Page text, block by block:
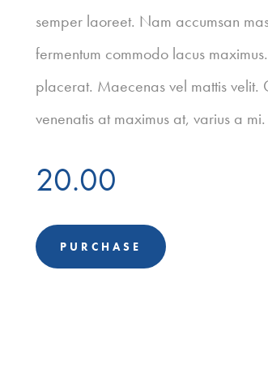
semper laoreet. Nam accumsan
fermentum commodo lacus
placerat. Maecenas vel mattis velit.
venenatis at maximus at, varius a
20.00
PURCHASE